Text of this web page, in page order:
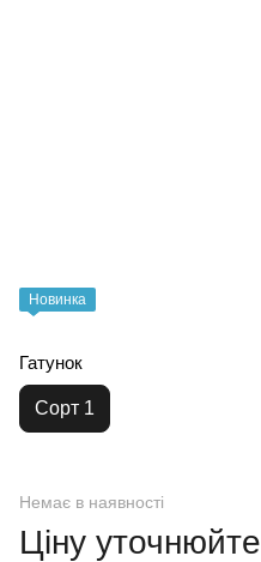
Новинка
Гатунок
Сорт 1
Немає в наявності
Ціну уточнюйте